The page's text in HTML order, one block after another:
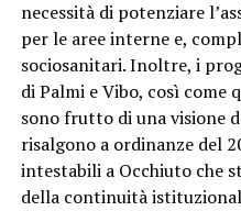
necessità di potenziare
per le aree interne e,
sociosanitari. Inoltre, i
di Palmi e Vibo, così come
sono frutto di una visione
risalgono a ordinanze del
intestabili a Occhiuto che
della continuità